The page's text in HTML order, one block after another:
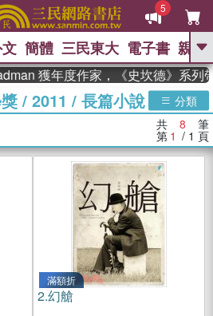
5
GO
熱搜： 東野圭吾 、 高希均教授回憶錄
、 The Odyssey 、 父親節 、 花開錦
台灣的
李登輝時代 、 數學女孩：黎曼猜想
偉大的迷走神經 、 如果歷史是一
臺灣漫遊錄
簡體 三民東大 電子書 親子
獲年度作家，《史坎德》系列帶
/ 2011 / 長篇小說 分類
共 8 筆
第 1 / 1 頁
滿額折
2.幻艙